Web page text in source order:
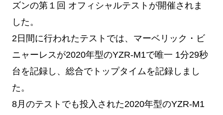
ズンの第１回 オフィシャルテストが開催されま
した。
2日間に行われたテストでは、マーベリック・ビ
ニャーレスが2020年型のYZR-M1で唯一 1分29秒
台を記録し、総合でトップタイムを記録しまし
た。
8月のテストでも投入された2020年型のYZR-M1